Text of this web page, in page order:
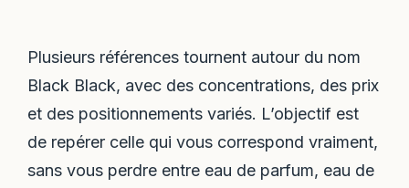
Plusieurs références tournent autour du nom
Black Black, avec des concentrations, des prix
et des positionnements variés. L’objectif est
de repérer celle qui vous correspond vraiment,
sans vous perdre entre eau de parfum, eau de